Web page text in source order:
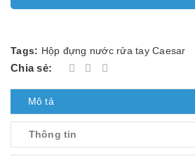
Tags: Hộp đựng nước rửa tay Caesar
Chia sẻ:
Mô tả
Thông tin